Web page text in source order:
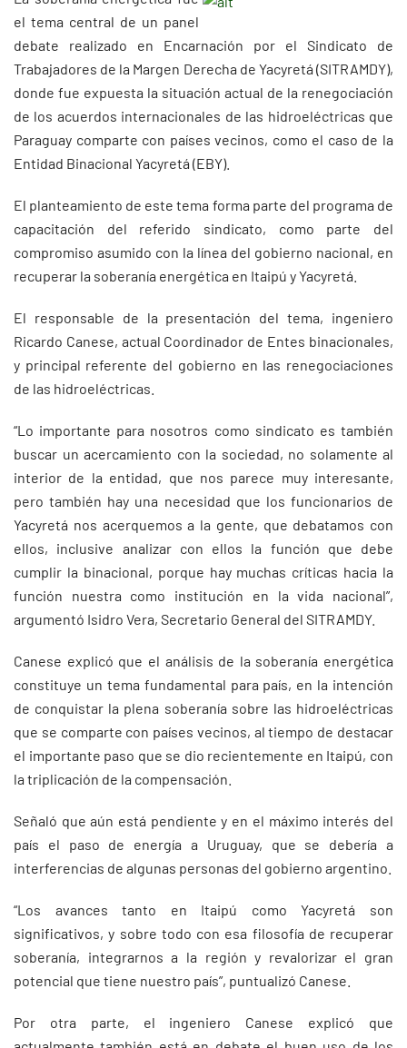
el tema central de un panel
debate realizado en Encarnación por el Sindicato de
Trabajadores de la Margen Derecha de Yacyretá (SITRAMDY),
donde fue expuesta la situación actual de la renegociación
de los acuerdos internacionales de las hidroeléctricas que
Paraguay comparte con países vecinos, como el caso de la
Entidad Binacional Yacyretá (EBY).
El planteamiento de este tema forma parte del programa de
capacitación del referido sindicato, como parte del
compromiso asumido con la línea del gobierno nacional, en
recuperar la soberanía energética en Itaipú y Yacyretá.
El responsable de la presentación del tema, ingeniero
Ricardo Canese, actual Coordinador de Entes binacionales,
y principal referente del gobierno en las renegociaciones
de las hidroeléctricas.
“Lo importante para nosotros como sindicato es también
buscar un acercamiento con la sociedad, no solamente al
interior de la entidad, que nos parece muy interesante,
pero también hay una necesidad que los funcionarios de
Yacyretá nos acerquemos a la gente, que debatamos con
ellos, inclusive analizar con ellos la función que debe
cumplir la binacional, porque hay muchas críticas hacia la
función nuestra como institución en la vida nacional”,
argumentó Isidro Vera, Secretario General del SITRAMDY.
Canese explicó que el análisis de la soberanía energética
constituye un tema fundamental para país, en la intención
de conquistar la plena soberanía sobre las hidroeléctricas
que se comparte con países vecinos, al tiempo de destacar
el importante paso que se dio recientemente en Itaipú, con
la triplicación de la compensación.
Señaló que aún está pendiente y en el máximo interés del
país el paso de energía a Uruguay, que se debería a
interferencias de algunas personas del gobierno argentino.
“Los avances tanto en Itaipú como Yacyretá son
significativos, y sobre todo con esa filosofía de recuperar
soberanía, integrarnos a la región y revalorizar el gran
potencial que tiene nuestro país”, puntualizó Canese.
Por otra parte, el ingeniero Canese explicó que